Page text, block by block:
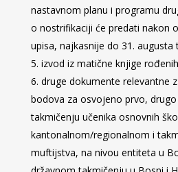
nastavnom planu i programu
o nostrifikaciji će predati nakon
upisa, najkasnije do 31. augusta
izvod iz matične knjige
druge dokumente relevantne
bodova za osvojeno prvo,
takmičenju učenika osnovnih
kantonalnom/regionalnom i
muftijstva, na nivou entiteta u